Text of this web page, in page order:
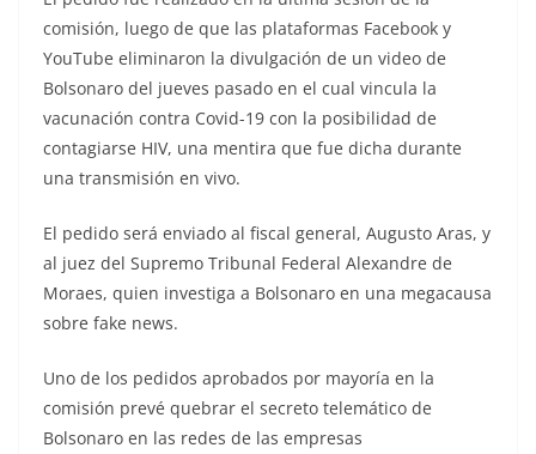
comisión, luego de que las plataformas Facebook y
YouTube eliminaron la divulgación de un video de
Bolsonaro del jueves pasado en el cual vincula la
vacunación contra Covid-19 con la posibilidad de
contagiarse HIV, una mentira que fue dicha durante
una transmisión en vivo.
El pedido será enviado al fiscal general, Augusto Aras, y
al juez del Supremo Tribunal Federal Alexandre de
Moraes, quien investiga a Bolsonaro en una megacausa
sobre fake news.
Uno de los pedidos aprobados por mayoría en la
comisión prevé quebrar el secreto telemático de
Bolsonaro en las redes de las empresas